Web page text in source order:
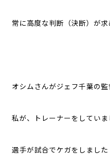
常に高度な判断（決断）が求
オシムさんがジェフ千葉の
私が、トレーナーをしていま
選手が試合でケガをしました